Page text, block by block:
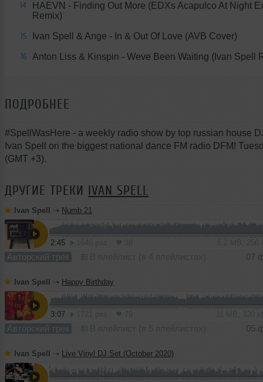
14
HAEVN - Finding Out More (EDXs Acapulco At Night
Remix)
15 Ivan Spell & Ange - In & Out Of Love (AVB Cover)
16 Anton Liss & Kinspin - Weve Been Waiting (Ivan Spell
ПОДРОБНЕЕ
#SpellWasHere - a weekly radio show by top russian house
Ivan Spell on the biggest national dance FM radio DFM!
(GMT +3).
ДРУГИЕ ТРЕКИ IVAN SPELL
Ivan Spell ➝ Numb 21
2:45
Авторский трек 07
Ivan Spell ➝ Happy Birthday
3:07
Авторский трек 05
Ivan Spell ➝ Live Vinyl DJ Set (October 2020)